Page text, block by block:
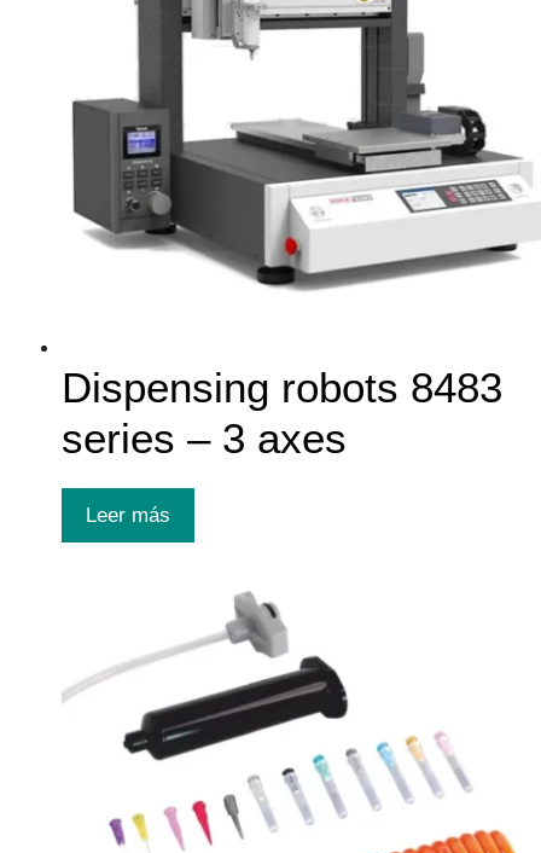
Dispensing robots 8483
series – 3 axes
Leer más